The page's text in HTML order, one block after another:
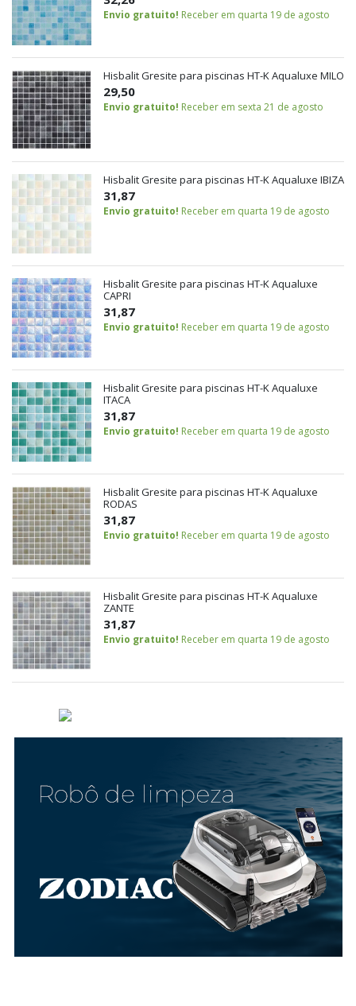
Envio gratuito! Receber em quarta 19 de agosto
Hisbalit Gresite para piscinas HT-K Aqualuxe MILO
29,50
Envio gratuito! Receber em sexta 21 de agosto
Hisbalit Gresite para piscinas HT-K Aqualuxe IBIZA
31,87
Envio gratuito! Receber em quarta 19 de agosto
Hisbalit Gresite para piscinas HT-K Aqualuxe
CAPRI
31,87
Envio gratuito! Receber em quarta 19 de agosto
Hisbalit Gresite para piscinas HT-K Aqualuxe
ITACA
31,87
Envio gratuito! Receber em quarta 19 de agosto
Hisbalit Gresite para piscinas HT-K Aqualuxe
RODAS
31,87
Envio gratuito! Receber em quarta 19 de agosto
Hisbalit Gresite para piscinas HT-K Aqualuxe
ZANTE
31,87
Envio gratuito! Receber em quarta 19 de agosto